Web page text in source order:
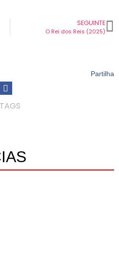
SEGUINTE
O Rei dos Reis (2025)
Partilha
TAGS